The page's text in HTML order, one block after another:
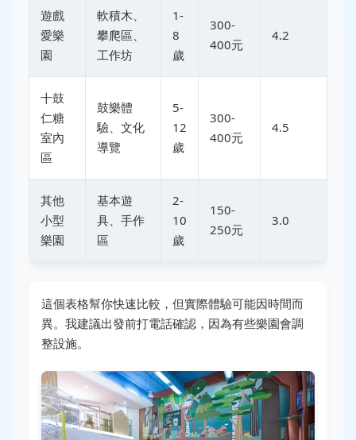
遊戲
愛樂
園
軟積木、
攀爬區、
工作坊
1-
8
歲
300-
400元
4.2
十鼓
仁糖
室內
區
鼓樂體
驗、文化
導覽
5-
12
歲
300-
400元
4.5
其他
小型
樂園
基本遊
具、手作
區
2-
10
歲
150-
250元
3.0
這個表格幫你快速比較，但實際體驗可能因時間而
異。我建議出發前打電話確認，因為有些樂園會調
整設施。